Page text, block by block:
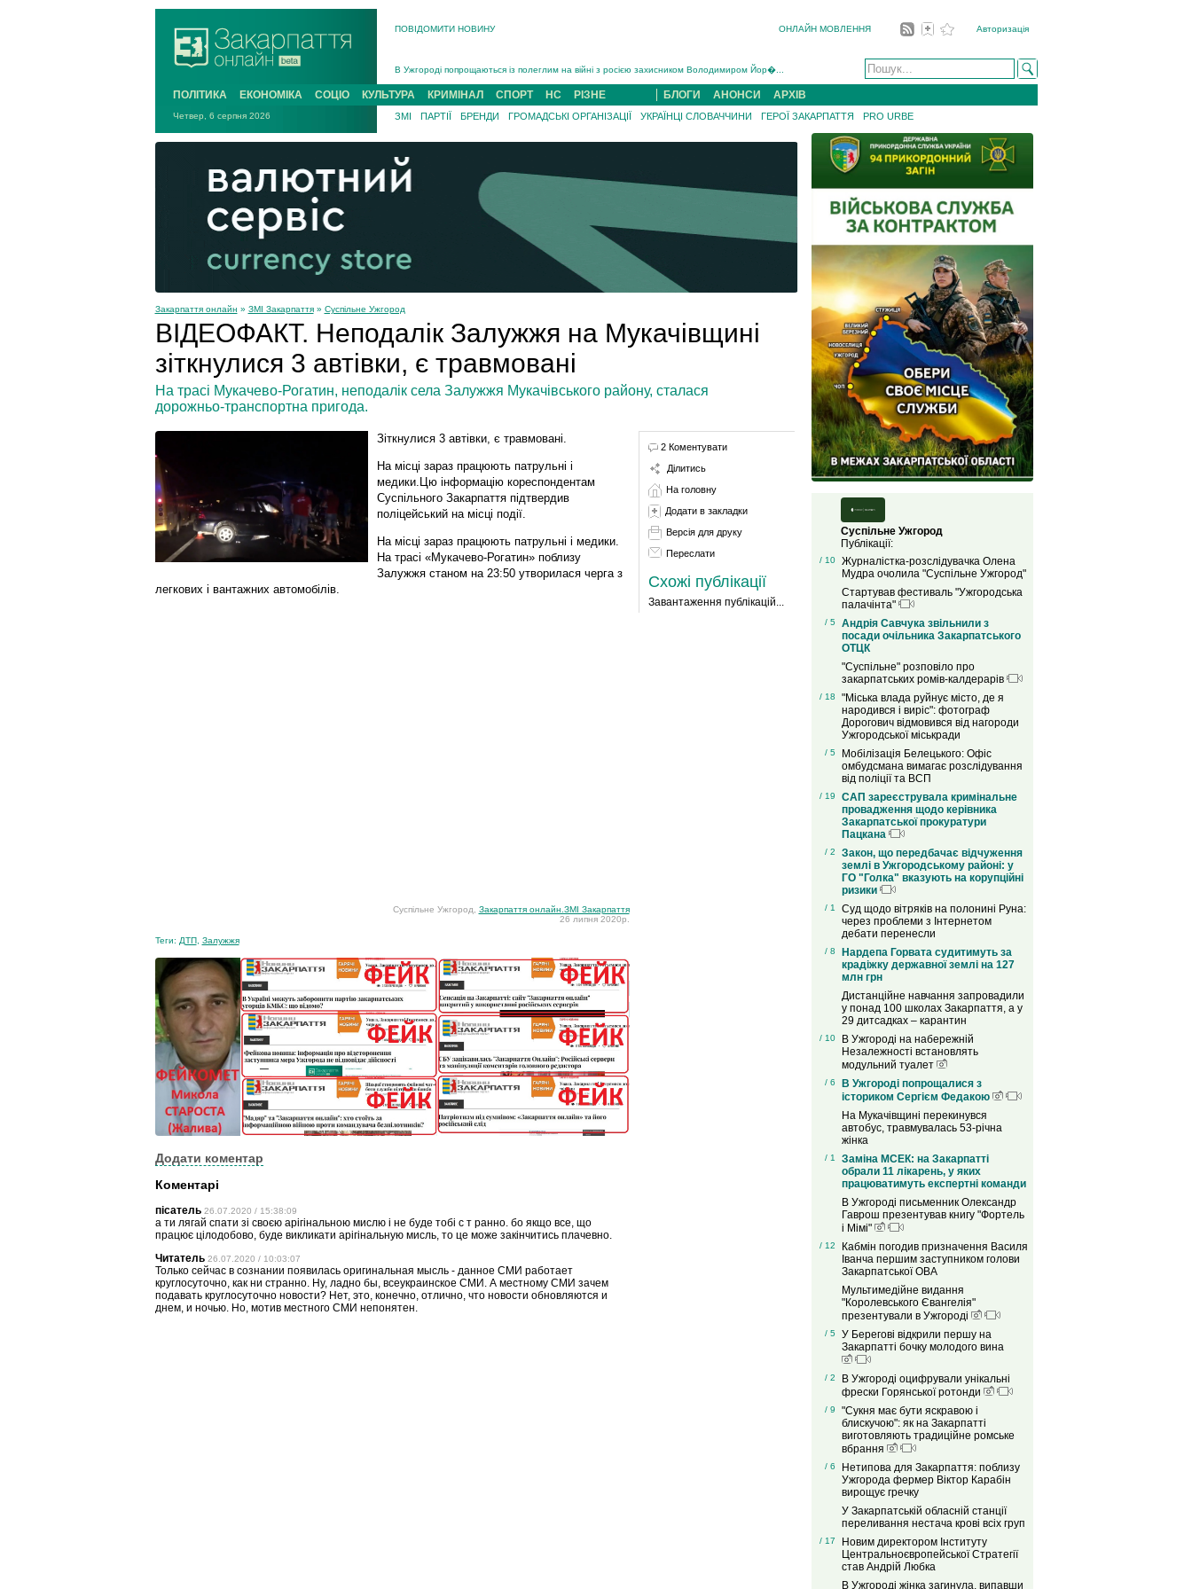
ПОВІДОМИТИ НОВИНУ ОНЛАЙН МОВЛЕННЯ Авторизація
В Ужгороді попрощаються із полеглим на війні з росією захисником Володимиром Йор�...
В Ужгороді 5 серпня попрощаються із захисником Богданом Югасом, який два роки �...
Підтвердили загибель захисника із Нанкова на Хустщині Юліана Гербея (ФОТО)[/gree...
На війні з рф поліг військовий з Виноградова Ігнат Роздяловський (ФОТО)...
На Хустщині внаслідок ДТП за участі трьох авто постраждали 13 людей (ФОТО)...
Інструктора районного ТЦК на Закарпатті судитимуть за обвинувачен...
ПОЛІТИКА ЕКОНОМІКА СОЦІО КУЛЬТУРА КРИМІНАЛ СПОРТ НС РІЗНЕ БЛОГИ АНОНСИ АРХІВ
Четвер, 6 серпня 2026 ЗМІ ПАРТІЇ БРЕНДИ ГРОМАДСЬКІ ОРГАНІЗАЦІЇ УКРАЇНЦІ СЛОВАЧЧИНИ ГЕРОЇ ЗАКАРПАТТЯ PRO URBE
Закарпаття онлайн » ЗМІ Закарпаття» Суспільне Ужгород
ВІДЕОФАКТ. Неподалік Залужжя на Мукачівщині
зіткнулися 3 автівки, є травмовані
На трасі Мукачево-Рогатин, неподалік села Залужжя Мукачівського району, сталася
дорожньо-транспортна пригода.
Зіткнулися 3 автівки, є травмовані.
На місці зараз працюють патрульні і
медики.Цю інформацію кореспондентам
Суспільного Закарпаття підтвердив
поліцейський на місці події.
На місці зараз працюють патрульні і медики.
На трасі «Мукачево-Рогатин» поблизу
Залужжя станом на 23:50 утворилася черга з
легкових і вантажних автомобілів.
Суспільне Ужгород, Закарпаття онлайн.ЗМІ Закарпаття
26 липня 2020р.
Теги: ДТП, Залужжя
Додати коментар
Коментарі
пісатель 26.07.2020 / 15:38:09
а ти лягай спати зі своєю арігінальною мислю і не буде тобі с т ранно. бо якщо все, що
працює цілодобово, буде викликати арігінальную мисль, то це може закінчитись плачевно.
Читатель 26.07.2020 / 10:03:07
Только сейчас в сознании появилась оригинальная мысль - данное СМИ работает
круглосуточно, как ни странно. Ну, ладно бы, всеукраинское СМИ. А местному СМИ зачем
подавать круглосуточно новости? Нет, это, конечно, отлично, что новости обновляются и
днем, и ночью. Но, мотив местного СМИ непонятен.
2 Коментувати
Ділитись
На головну
Додати в закладки
Версія для друку
Переслати
Схожі публікації
Завантаження публікацій...
Суспільне Ужгород
Публікації:
/ 10
Журналістка-розслідувачка Олена
Мудра очолила "Суспільне Ужгород"
Стартував фестиваль "Ужгородська
палачінта"
/ 5
Андрія Савчука звільнили з
посади очільника Закарпатського
ОТЦК
"Суспільне" розповіло про
закарпатських ромів-калдерарів
/ 18
"Міська влада руйнує місто, де я
народився і виріс": фотограф
Дорогович відмовився від нагороди
Ужгородської міськради
/ 5
Мобілізація Белецького: Офіс
омбудсмана вимагає розслідування
від поліції та ВСП
/ 19
САП зареєструвала кримінальне
провадження щодо керівника
Закарпатської прокуратури
Пацкана
/ 2
Закон, що передбачає відчуження
землі в Ужгородському районі: у
ГО "Голка" вказують на корупційні
ризики
/ 1
Суд щодо вітряків на полонині Руна:
через проблеми з Інтернетом
дебати перенесли
/ 8
Нардепа Горвата судитимуть за
крадіжку державної землі на 127
млн грн
Дистанційне навчання запровадили
у понад 100 школах Закарпаття, а у
29 дитсадках – карантин
/ 10
В Ужгороді на набережній
Незалежності встановлять
модульний туалет
/ 6
В Ужгороді попрощалися з
істориком Сергієм Федакою
На Мукачівщині перекинувся
автобус, травмувалась 53-річна
жінка
/ 1
Заміна МСЕК: на Закарпатті
обрали 11 лікарень, у яких
працюватимуть експертні команди
В Ужгороді письменник Олександр
Гаврош презентував книгу "Фортель
і Мімі"
/ 12
Кабмін погодив призначення Василя
Іванча першим заступником голови
Закарпатської ОВА
Мультимедійне видання
"Королевського Євангелія"
презентували в Ужгороді
/ 5
У Берегові відкрили першу на
Закарпатті бочку молодого вина
/ 2
В Ужгороді оцифрували унікальні
фрески Горянської ротонди
/ 9
"Сукня має бути яскравою і
блискучою": як на Закарпатті
виготовляють традиційне ромське
вбрання
/ 6
Нетипова для Закарпаття: поблизу
Ужгорода фермер Віктор Карабін
вирощує гречку
У Закарпатській обласній станції
переливання нестача крові всіх груп
/ 17
Новим директором Інституту
Центральноєвропейської Стратегії
став Андрій Любка
В Ужгороді жінка загинула, випавши